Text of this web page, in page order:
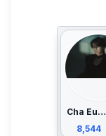
Cha Eun-Woo
8,544